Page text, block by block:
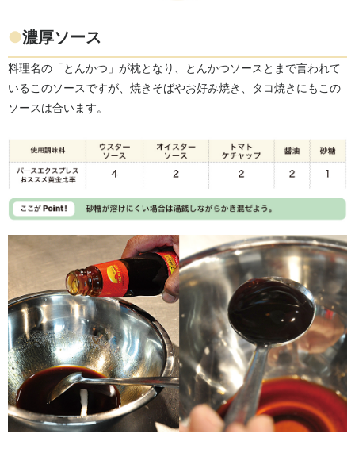
●濃厚ソース
料理名の「とんかつ」が枕となり、とんかつソースとまで言われて
いるこのソースですが、焼きそばやお好み焼き、タコ焼きにもこの
ソースは合います。